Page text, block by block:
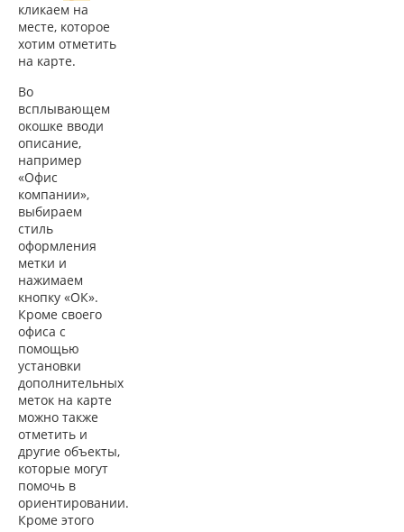
кликаем на
месте, которое
хотим отметить
на карте.
Во
всплывающем
окошке вводи
описание,
например
«Офис
компании»,
выбираем
стиль
оформления
метки и
нажимаем
кнопку «ОК».
Кроме своего
офиса с
помощью
установки
дополнительных
меток на карте
можно также
отметить и
другие объекты,
которые могут
помочь в
ориентировании.
Кроме этого